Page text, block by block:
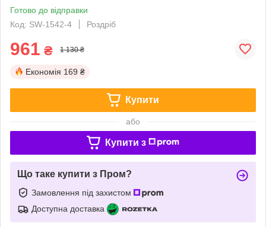
Готово до відправки
Код: SW-1542-4
Роздріб
961 ₴ 1 130 ₴
Економія 169 ₴
Купити
або
Купити з
Що таке купити з Пром?
Замовлення під захистом
Доступна доставка